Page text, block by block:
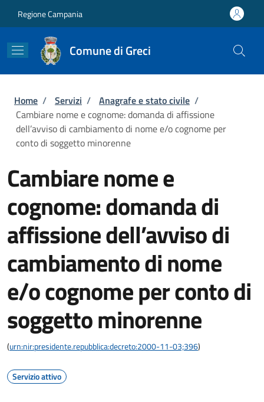
Regione Campania
Comune di Greci
Briciole di pane
Home / Servizi / Anagrafe e stato civile /
Cambiare nome e cognome: domanda di affissione
dell’avviso di cambiamento di nome e/o cognome per
conto di soggetto minorenne
Cambiare nome e
cognome: domanda di
affissione dell’avviso di
cambiamento di nome
e/o cognome per conto di
soggetto minorenne
(urn:nir:presidente.repubblica:decreto:2000-11-03;396)
Servizio attivo